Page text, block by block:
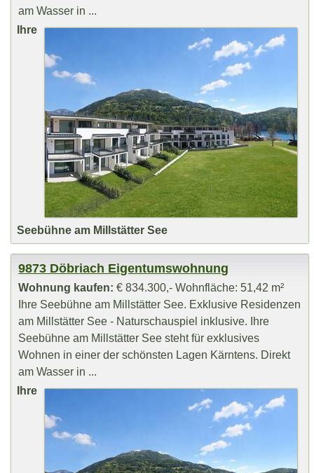
am Wasser in ...
Ihre
Seebühne am Millstätter See
9873 Döbriach Eigentumswohnung
Wohnung kaufen: € 834.300,- Wohnfläche: 51,42 m²
Ihre Seebühne am Millstätter See. Exklusive Residenzen
am Millstätter See - Naturschauspiel inklusive. Ihre
Seebühne am Millstätter See steht für exklusives
Wohnen in einer der schönsten Lagen Kärntens. Direkt
am Wasser in ...
Ihre